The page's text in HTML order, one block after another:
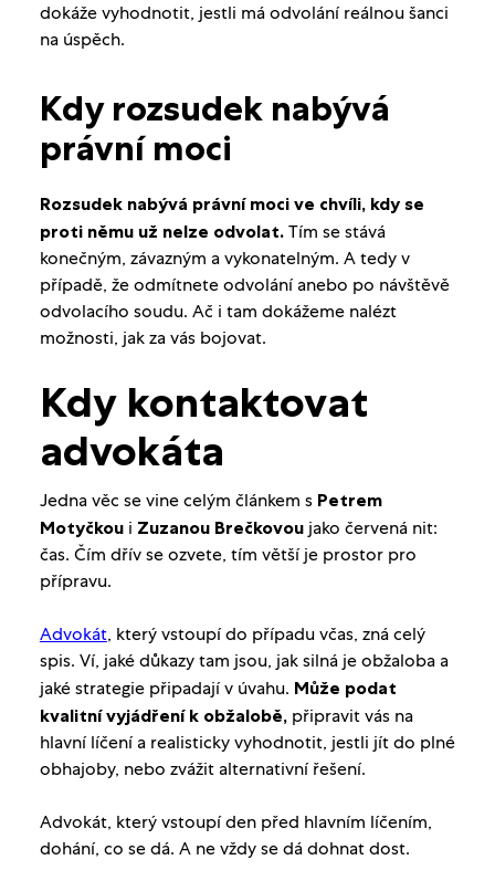
dokáže vyhodnotit, jestli má odvolání reálnou šanci
na úspěch.
Kdy rozsudek nabývá
právní moci
Rozsudek nabývá právní moci ve chvíli, kdy se
proti němu už nelze odvolat.Tím se stává
konečným, závazným a vykonatelným. A tedy v
případě, že odmítnete odvolání anebo po návštěvě
odvolacího soudu. Ač i tam dokážeme nalézt
možnosti, jak za vás bojovat.
Kdy kontaktovat
advokáta
Jedna věc se vine celým článkem s Petrem
Motyčkou i Zuzanou Brečkovoujako červená nit:
čas. Čím dřív se ozvete, tím větší je prostor pro
přípravu.
Advokát, který vstoupí do případu včas, zná celý
spis. Ví, jaké důkazy tam jsou, jak silná je obžaloba a
jaké strategie připadají v úvahu. Může podat
kvalitní vyjádření k obžalobě, připravit vás na
hlavní líčení a realisticky vyhodnotit, jestli jít do plné
obhajoby, nebo zvážit alternativní řešení.
Advokát, který vstoupí den před hlavním líčením,
dohání, co se dá. A ne vždy se dá dohnat dost.